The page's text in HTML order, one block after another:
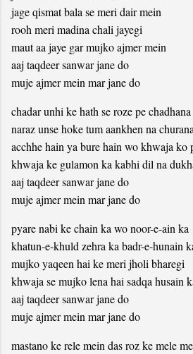
jage qismat bala se meri dair mein
rooh meri madina chali jayegi
maut aa jaye gar mujko ajmer mein
aaj taqdeer sanwar jane do
muje ajmer mein mar jane do
chadar unhi ke hath se roze pe chadhana
naraz unse hoke tum aankhen na
acchhe hain ya bure hain wo khwaja ko
khwaja ke gulamon ka kabhi dil na
aaj taqdeer sanwar jane do
muje ajmer mein mar jane do
pyare nabi ke chain ka wo noor-e-ain ka
khatun-e-khuld zehra ka badr-e-hunain
mujko yaqeen hai ke meri jholi bharegi
khwaja se mujko lena hai sadqa husain
aaj taqdeer sanwar jane do
muje ajmer mein mar jane do
mastano ke rele mein das roz ke mele